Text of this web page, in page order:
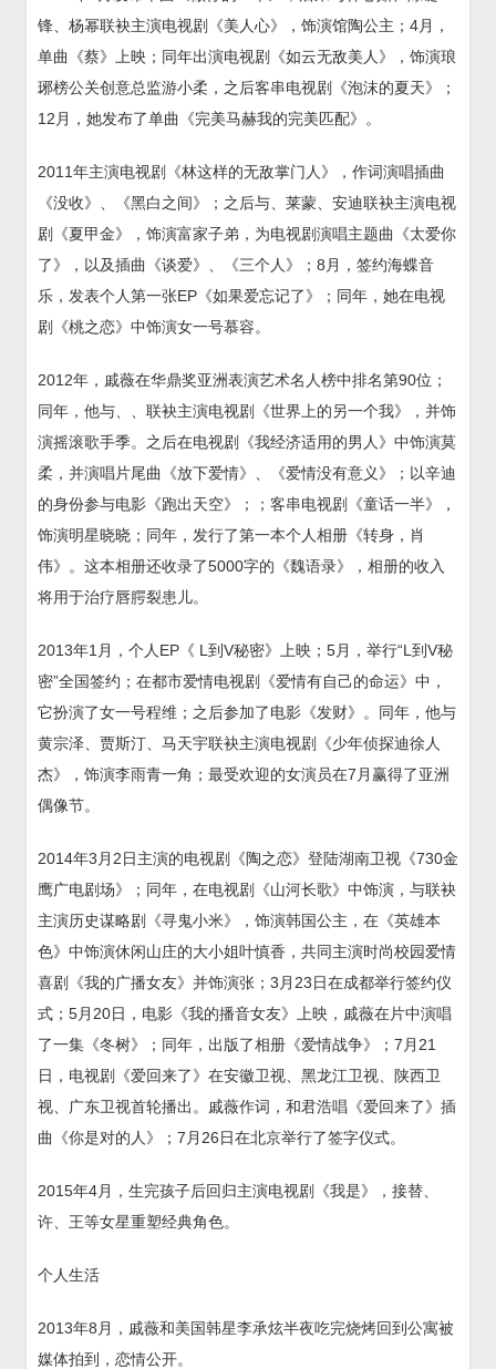
锋、杨幂联袂主演电视剧《美人心》，饰演馆陶公主；4月，
单曲《蔡》上映；同年出演电视剧《如云无敌美人》，饰演琅
琊榜公关创意总监游小柔，之后客串电视剧《泡沫的夏天》；
12月，她发布了单曲《完美马赫我的完美匹配》。
2011年主演电视剧《林这样的无敌掌门人》，作词演唱插曲
《没收》、《黑白之间》；之后与、莱蒙、安迪联袂主演电视
剧《夏甲金》，饰演富家子弟，为电视剧演唱主题曲《太爱你
了》，以及插曲《谈爱》、《三个人》；8月，签约海蝶音
乐，发表个人第一张EP《如果爱忘记了》；同年，她在电视
剧《桃之恋》中饰演女一号慕容。
2012年，戚薇在华鼎奖亚洲表演艺术名人榜中排名第90位；
同年，他与、、联袂主演电视剧《世界上的另一个我》，并饰
演摇滚歌手季。之后在电视剧《我经济适用的男人》中饰演莫
柔，并演唱片尾曲《放下爱情》、《爱情没有意义》；以辛迪
的身份参与电影《跑出天空》；；客串电视剧《童话一半》，
饰演明星晓晓；同年，发行了第一本个人相册《转身，肖
伟》。这本相册还收录了5000字的《魏语录》，相册的收入
将用于治疗唇腭裂患儿。
2013年1月，个人EP《 L到V秘密》上映；5月，举行“L到V秘
密”全国签约；在都市爱情电视剧《爱情有自己的命运》中，
它扮演了女一号程维；之后参加了电影《发财》。同年，他与
黄宗泽、贾斯汀、马天宇联袂主演电视剧《少年侦探迪徐人
杰》，饰演李雨青一角；最受欢迎的女演员在7月赢得了亚洲
偶像节。
2014年3月2日主演的电视剧《陶之恋》登陆湖南卫视《730金
鹰广电剧场》；同年，在电视剧《山河长歌》中饰演，与联袂
主演历史谋略剧《寻鬼小米》，饰演韩国公主，在《英雄本
色》中饰演休闲山庄的大小姐叶慎香，共同主演时尚校园爱情
喜剧《我的广播女友》并饰演张；3月23日在成都举行签约仪
式；5月20日，电影《我的播音女友》上映，戚薇在片中演唱
了一集《冬树》；同年，出版了相册《爱情战争》；7月21
日，电视剧《爱回来了》在安徽卫视、黑龙江卫视、陕西卫
视、广东卫视首轮播出。戚薇作词，和君浩唱《爱回来了》插
曲《你是对的人》；7月26日在北京举行了签字仪式。
2015年4月，生完孩子后回归主演电视剧《我是》，接替、
许、王等女星重塑经典角色。
个人生活
2013年8月，戚薇和美国韩星李承炫半夜吃完烧烤回到公寓被
媒体拍到，恋情公开。